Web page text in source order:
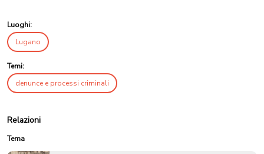
Luoghi:
Lugano
Temi:
denunce e processi criminali
Relazioni
Tema